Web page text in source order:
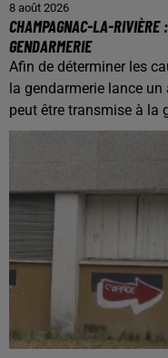
8 août 2026
CHAMPAGNAC-LA-
GENDARMERIE
Afin de déterminer les
la gendarmerie lance
peut être transmise à la